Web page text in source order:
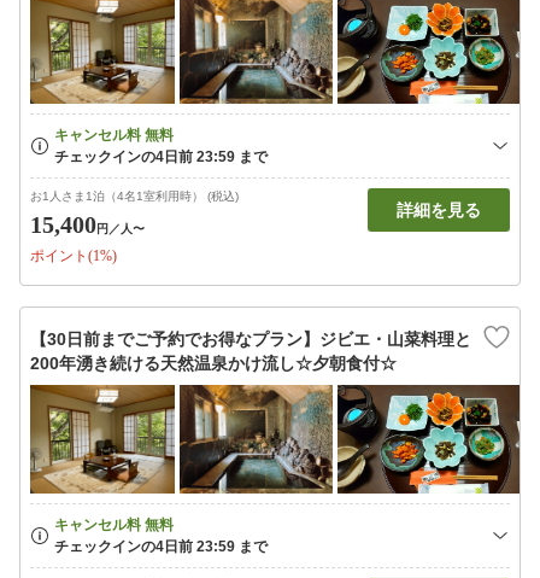
お1人さま1泊（4名1室利用時） (税込)
15,400円 ／人〜
ポイント(1%)
詳細を見る
【30日前までご予約でお得なプラン】ジビエ・山菜料理と
200年湧き続ける天然温泉かけ流し☆夕朝食付☆